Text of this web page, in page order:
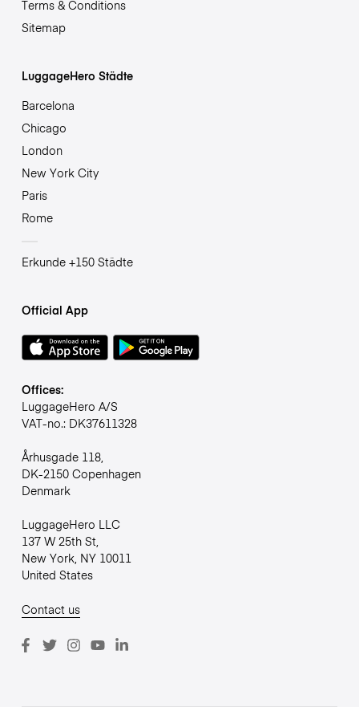
Terms & Conditions
Sitemap
LuggageHero Städte
Barcelona
Chicago
London
New York City
Paris
Rome
Erkunde +150 Städte
Official App
Offices:
LuggageHero A/S
VAT-no.: DK37611328
Århusgade 118,
DK-2150 Copenhagen
Denmark
LuggageHero LLC
137 W 25th St,
New York, NY 10011
United States
Contact us